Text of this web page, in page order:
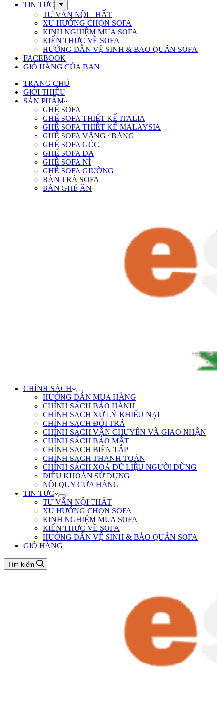
TIN TỨC
TƯ VẤN NỘI THẤT
XU HƯỚNG CHỌN SOFA
KINH NGHIỆM MUA SOFA
KIẾN THỨC VỀ SOFA
HƯỚNG DẪN VỆ SINH & BẢO QUẢN SOFA
FACEBOOK
GIỎ HÀNG CỦA BẠN
TRANG CHỦ
GIỚI THIỆU
SẢN PHẨM
GHẾ SOFA
GHẾ SOFA THIẾT KẾ ITALIA
GHẾ SOFA THIẾT KẾ MALAYSIA
GHẾ SOFA VĂNG / BĂNG
GHẾ SOFA GÓC
GHẾ SOFA DA
GHẾ SOFA NỈ
GHẾ SOFA GIƯỜNG
BÀN TRÀ SOFA
BÀN GHẾ ĂN
CHÍNH SÁCH
HƯỚNG DẪN MUA HÀNG
CHÍNH SÁCH BẢO HÀNH
CHÍNH SÁCH XỬ LÝ KHIẾU NẠI
CHÍNH SÁCH ĐỔI TRẢ
CHÍNH SÁCH VẬN CHUYỂN VÀ GIAO NHẬN
CHÍNH SÁCH BẢO MẬT
CHÍNH SÁCH BIÊN TẬP
CHÍNH SÁCH THANH TOÁN
CHÍNH SÁCH XOÁ DỮ LIỆU NGƯỜI DÙNG
ĐIỀU KHOẢN SỬ DỤNG
NỘI QUY CỬA HÀNG
TIN TỨC
TƯ VẤN NỘI THẤT
XU HƯỚNG CHỌN SOFA
KINH NGHIỆM MUA SOFA
KIẾN THỨC VỀ SOFA
HƯỚNG DẪN VỆ SINH & BẢO QUẢN SOFA
GIỎ HÀNG
Tìm kiếm